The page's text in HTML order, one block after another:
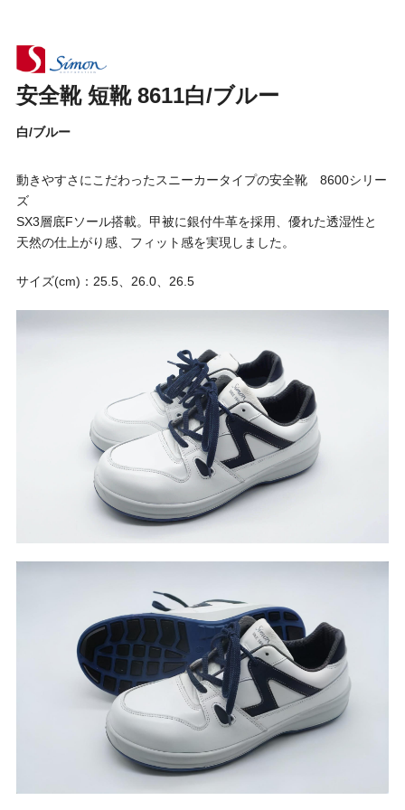
安全靴 短靴 8611白/ブルー
白/ブルー
動きやすさにこだわったスニーカータイプの安全靴 8600シリー
ズ
SX3層底Fソール搭載。甲被に銀付牛革を採用、優れた透湿性と
天然の仕上がり感、フィット感を実現しました。
サイズ(cm)：25.5、26.0、26.5